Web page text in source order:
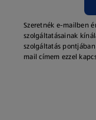
Szeretnék e-mailben
szolgáltatásainak
szolgáltatás
mail címem ezzel